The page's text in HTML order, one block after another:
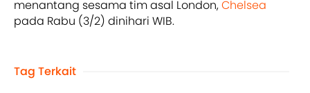
menantang sesama tim asal London,Chelsea
pada Rabu (3/2) dinihari WIB.
Tag Terkait